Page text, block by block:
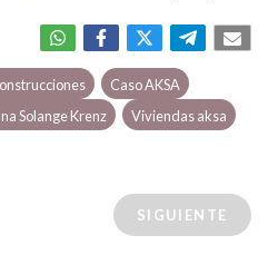
Caso AKSA
Solange Krenz Viviendas aksa
SIGUIENTE